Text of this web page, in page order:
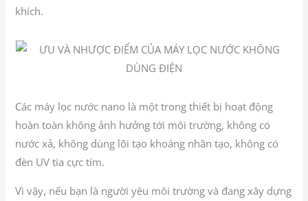
khích.
Các máy lọc nước nano là một trong thiết bị hoạt động
hoàn toàn không ảnh hưởng tới môi trường, không có
nước xả, không dùng lõi tạo khoáng nhân tạo, không có
đèn UV tia cực tím.
Vì vậy, nếu bạn là người yêu môi trường và đang xây dựng